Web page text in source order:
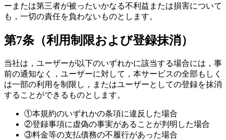
ーまたは第三者が被ったいかなる不利益または損害について
も，一切の責任を負わないものとします。
第7条（利用制限および登録抹消）
当社は，ユーザーが以下のいずれかに該当する場合には，事
前の通知なく，ユーザーに対して，本サービスの全部もしく
は一部の利用を制限し，またはユーザーとしての登録を抹消
することができるものとします。
①本規約のいずれかの条項に違反した場合
②登録事項に虚偽の事実があることが判明した場合
③料金等の支払債務の不履行があった場合